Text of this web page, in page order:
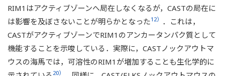
RIM1はアクティブゾーンへ局在しなくなるが，CASTの局在に
は影響を及ぼさないことが明らかとなった12） ．これは，
CASTがアクティブゾーンでRIM1のアンカータンパク質として
機能することを示唆している．実際に，CASTノックアウトマ
ウスの海馬では，可溶性のRIM1が増加することも生化学的に
20）